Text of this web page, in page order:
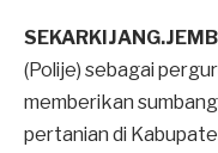
(Polije) sebagai
memberikan
pertanian di